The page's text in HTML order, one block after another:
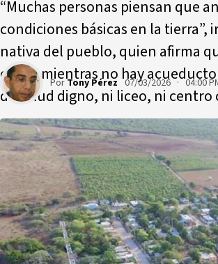
“Muchas personas piensan que
condiciones básicas en la
nativa del pueblo, quien afirma
oficial mientras no hay
de salud digno, ni liceo, ni
PorTony Pérez 07/03/2026 · 04:00